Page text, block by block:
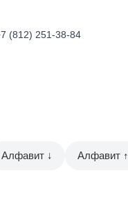
(812) 251-38-84
Алфавит ↓ Алфавит ↑